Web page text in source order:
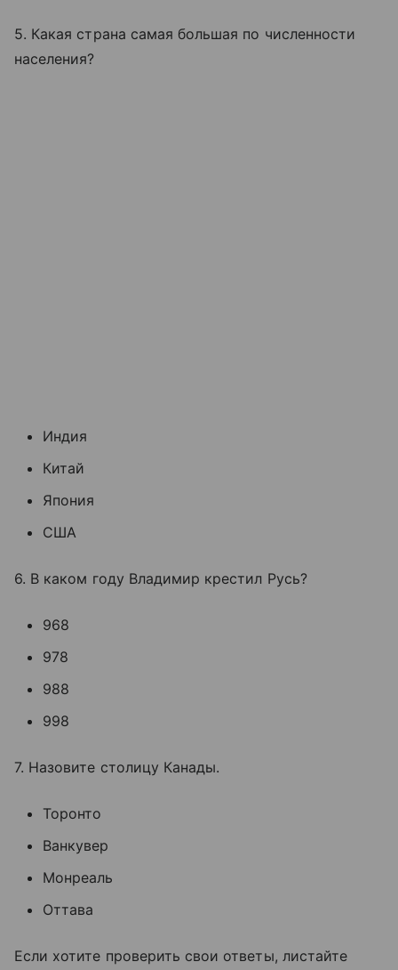
5. Какая страна самая большая по численности
населения?
Индия
Китай
Япония
США
6. В каком году Владимир крестил Русь?
968
978
988
998
7. Назовите столицу Канады.
Торонто
Ванкувер
Монреаль
Оттава
Если хотите проверить свои ответы, листайте